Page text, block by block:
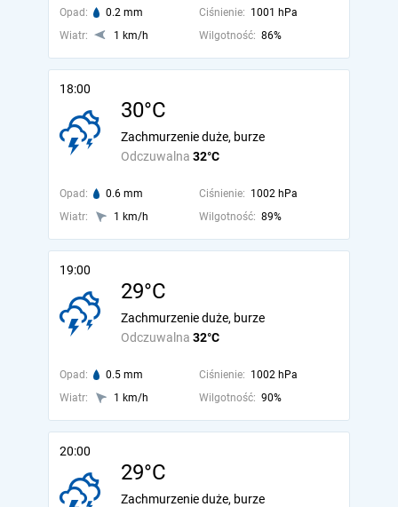
Opad: 0.2 mm Ciśnienie: 1001 hPa
Wiatr:
1 km/h Wilgotność: 86%
18:00
30°C
Odczuwalna 32°C
Zachmurzenie duże, burze
Opad: 0.6 mm Ciśnienie: 1002 hPa
Wiatr:
1 km/h Wilgotność: 89%
19:00
29°C
Odczuwalna 32°C
Zachmurzenie duże, burze
Opad: 0.5 mm Ciśnienie: 1002 hPa
Wiatr:
1 km/h Wilgotność: 90%
20:00
29°C
Zachmurzenie duże, burze